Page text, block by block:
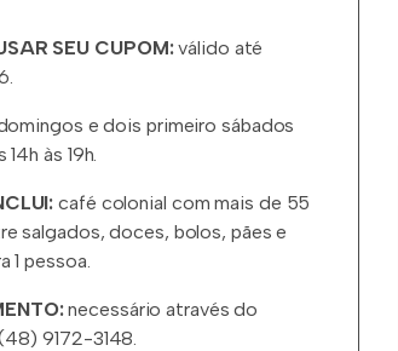
SEU CUPOM:válido até
e dois primeiro sábados
às 19h.
café colonial com mais de 55
salgados, doces, bolos, pães e
1 pessoa.
necessário através do
9172-3148.